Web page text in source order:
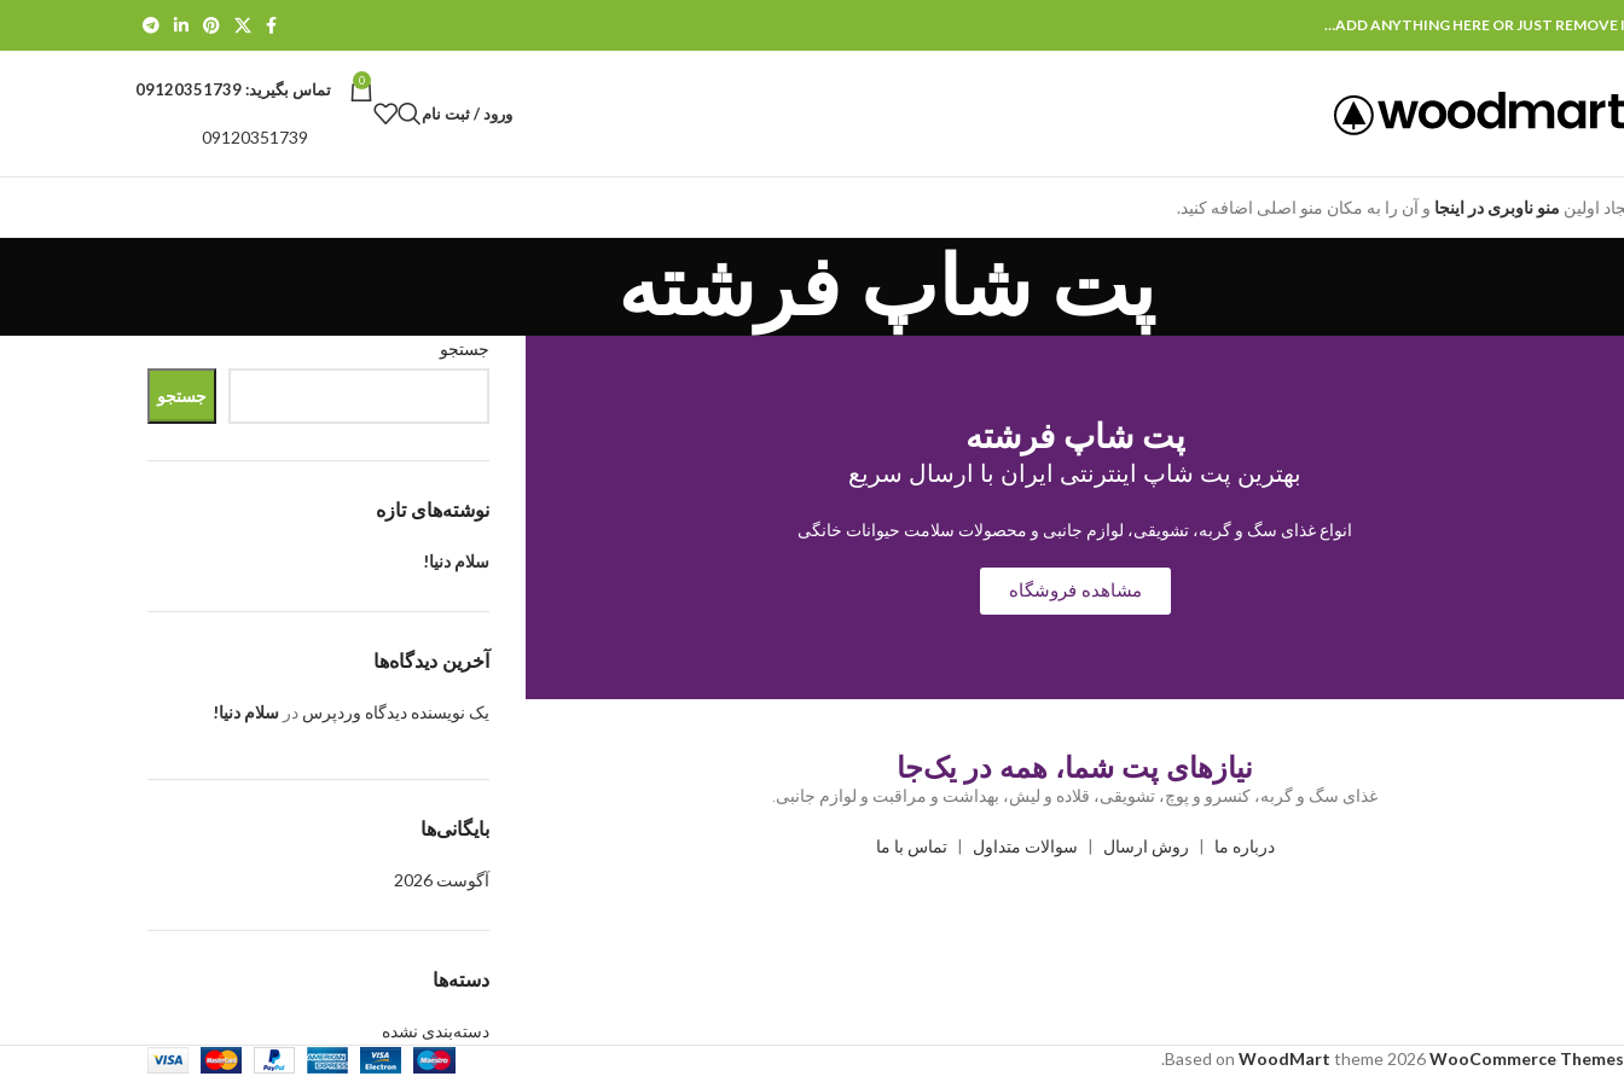
ADD ANYTHING HERE OR JUST REMOVE
ورود / ثبت نام
0 تماس بگیرید:09120351739
09120351739
اولین منو ناوبری در اینجا و آن را به مکان منو اصلی اضافه کنید.
پت شاپ فرشته
پت شاپ فرشته
بهترین پت شاپ اینترنتی ایران با ارسال سریع
انواع غذای سگ و گربه، تشویقی، لوازم جانبی و محصولات سلامت حیوانات خانگی
مشاهده فروشگاه
نیازهای پت شما، همه در یک‌جا
غذای سگ و گربه، کنسرو و پوچ، تشویقی، قلاده و لیش، بهداشت و مراقبت و لوازم جانبی.
درباره ما روش ارسال سوالات متداول |تماس با ما
جستجو
جستجو
نوشته‌های تازه
سلام دنیا!
آخرین دیدگاه‌ها
یک نویسنده دیدگاه وردپرس در سلام دنیا!
بایگانی‌ها
آگوست 2026
دسته‌ها
دسته‌بندی نشده
Based on WoodMart theme 2026WooCommerce Themes
.